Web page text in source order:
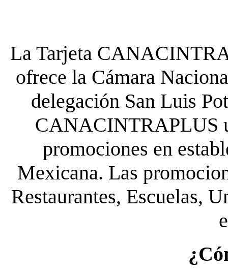
La Tarjeta
ofrece la Cámara
delegación San Luis
CANACINTRAPLUS
promociones en
Mexicana. Las
Restaurantes, Escuelas,